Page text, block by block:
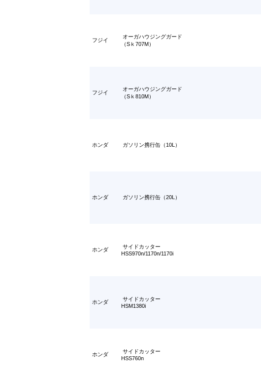
フジイ
オーガハウジングガード
（Sｋ707M）
フジイ
オーガハウジングガード
（Sｋ810M）
ホンダ ガソリン携行缶（10L）
ホンダ ガソリン携行缶（20L）
ホンダ
サイドカッター
HSS970n/1170n/1170i
ホンダ
サイドカッター
HSM1380i
ホンダ
サイドカッター
HSS760n